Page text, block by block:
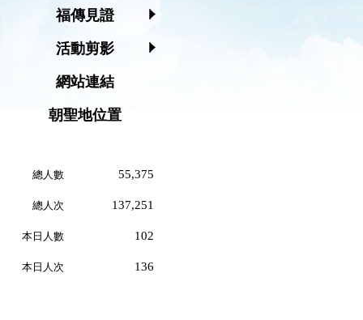
福傳見證
活動剪影
網站連結
朝聖地位置
總人數 55,375
總人次 137,251
本日人數 102
本日人次 136